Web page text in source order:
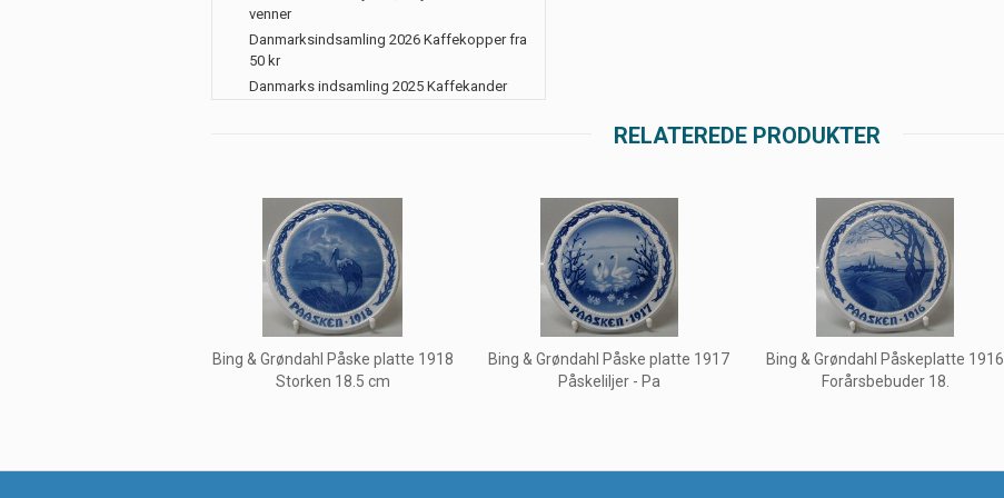
venner
Danmarksindsamling 2026 Kaffekopper fra
50 kr
Danmarks indsamling 2025 Kaffekander
RELATEREDE PRODUKTER
Bing & Grøndahl Påske platte 1918
Storken 18.5 cm
Bing & Grøndahl Påske platte 1917
Påskeliljer - Pa
Bing & Grøndahl Påskeplatte 1916
Forårsbebuder 18.